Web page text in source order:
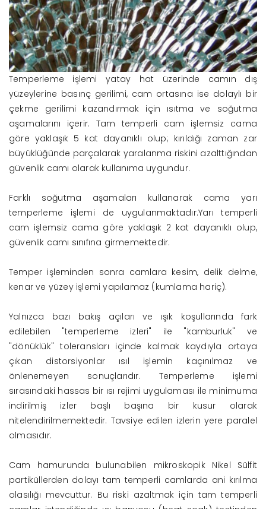
Temperleme işlemi yatay hat üzerinde camın dış
yüzeylerine basınç gerilimi, cam ortasına ise dolaylı bir
çekme gerilimi kazandırmak için ısıtma ve soğutma
aşamalarını içerir. Tam temperli cam işlemsiz cama
göre yaklaşık 5 kat dayanıklı olup; kırıldığı zaman zar
büyüklüğünde parçalarak yaralanma riskini azalttığından
güvenlik camı olarak kullanıma uygundur.
Farklı soğutma aşamaları kullanarak cama yarı
temperleme işlemi de uygulanmaktadır.Yarı temperli
cam işlemsiz cama göre yaklaşık 2 kat dayanıklı olup,
güvenlik camı sınıfına girmemektedir.
Temper işleminden sonra camlara kesim, delik delme,
kenar ve yüzey işlemi yapılamaz (kumlama hariç).
Yalnızca bazı bakış açıları ve ışık koşullarında fark
edilebilen "temperleme izleri" ile "kamburluk" ve
"dönüklük" toleransları içinde kalmak kaydıyla ortaya
çıkan distorsiyonlar ısıl işlemin kaçınılmaz ve
önlenemeyen sonuçlarıdır. Temperleme işlemi
sırasındaki hassas bir ısı rejimi uygulaması ile minimuma
indirilmiş izler başlı başına bir kusur olarak
nitelendirilmemektedir. Tavsiye edilen izlerin yere paralel
olmasıdır.
Cam hamurunda bulunabilen mikroskopik Nikel Sülfit
partiküllerden dolayı tam temperli camlarda ani kırılma
olasılığı mevcuttur. Bu riski azaltmak için tam temperli